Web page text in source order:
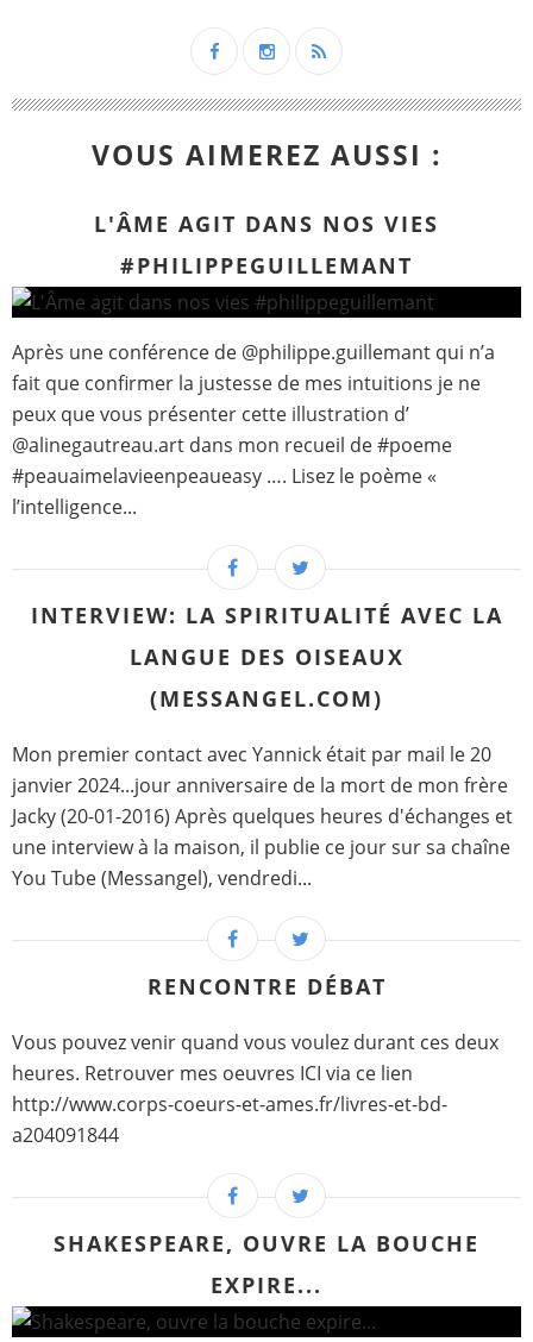
VOUS AIMEREZ AUSSI :
L'ÂME AGIT DANS NOS VIES
#PHILIPPEGUILLEMANT
Après une conférence de @philippe.guillemant qui n’a
fait que confirmer la justesse de mes intuitions je ne
peux que vous présenter cette illustration d’
@alinegautreau.art dans mon recueil de #poeme
#peauaimelavieenpeaueasy …. Lisez le poème «
l’intelligence...
INTERVIEW: LA SPIRITUALITÉ AVEC LA
LANGUE DES OISEAUX
(MESSANGEL.COM)
Mon premier contact avec Yannick était par mail le 20
janvier 2024...jour anniversaire de la mort de mon frère
Jacky (20-01-2016) Après quelques heures d'échanges et
une interview à la maison, il publie ce jour sur sa chaîne
You Tube (Messangel), vendredi...
RENCONTRE DÉBAT
Vous pouvez venir quand vous voulez durant ces deux
heures. Retrouver mes oeuvres ICI via ce lien
http://www.corps-coeurs-et-ames.fr/livres-et-bd-
a204091844
SHAKESPEARE, OUVRE LA BOUCHE
EXPIRE...